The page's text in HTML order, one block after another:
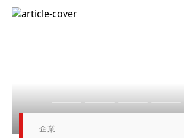
金融圈
科技
企業
企業
企業